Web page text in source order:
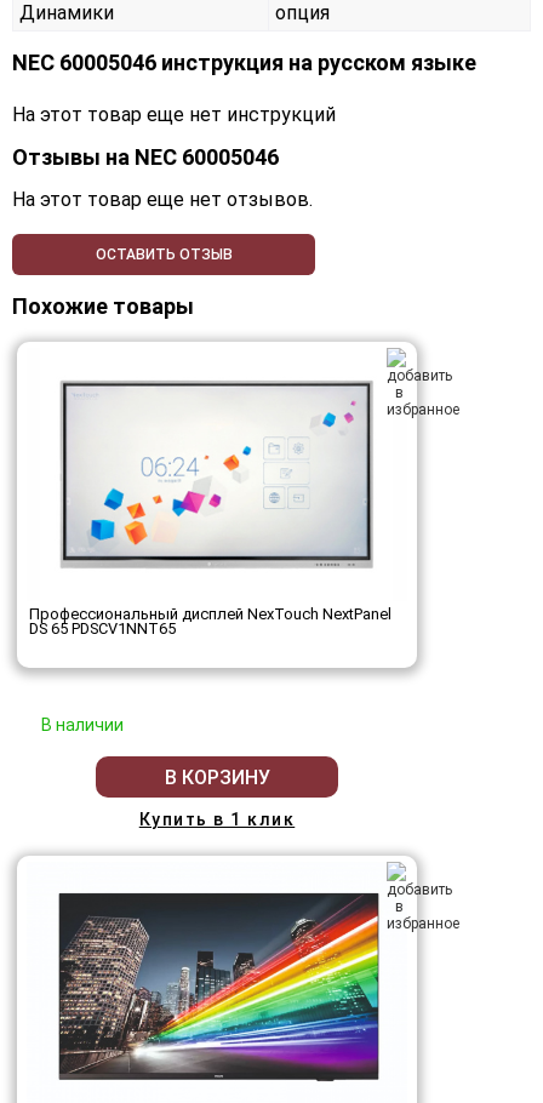
Динамики опция
NEC 60005046 инструкция на русском языке
На этот товар еще нет инструкций
Отзывы на NEC 60005046
На этот товар еще нет отзывов.
ОСТАВИТЬ ОТЗЫВ
Похожие товары
Профессиональный дисплей NexTouch NextPanel
DS 65 PDSCV1NNT65
В наличии
В КОРЗИНУ
Купить в 1 клик